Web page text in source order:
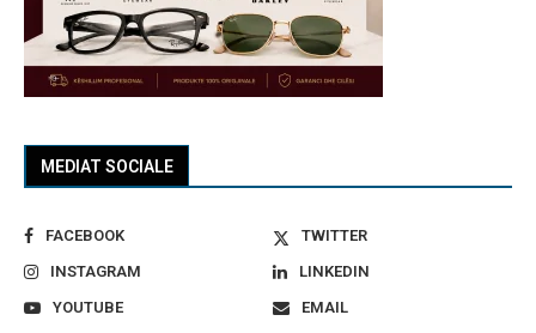
MEDIAT SOCIALE
FACEBOOK
TWITTER
INSTAGRAM
LINKEDIN
YOUTUBE
EMAIL